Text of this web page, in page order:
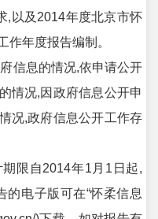
,以及2014年度北京市怀
作年度报告编制。
息的情况,依申请公开
情况,因政府信息公开申
况,政府信息公开工作存
限自2014年1月1日起,
的电子版可在“怀柔信息